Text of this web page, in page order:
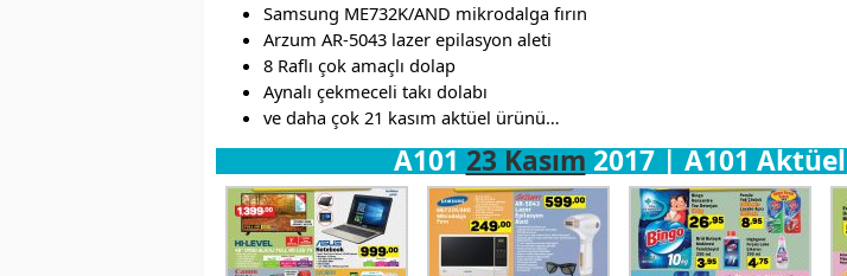
Samsung ME732K/AND mikrodalga fırın
Arzum AR-5043 lazer epilasyon aleti
8 Raflı çok amaçlı dolap
Aynalı çekmeceli takı dolabı
ve daha çok 21 kasım aktüel ürünü…
A10123 Kasım2017 | A101 Aktüel